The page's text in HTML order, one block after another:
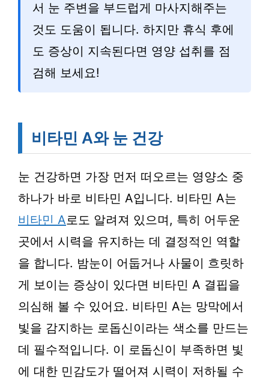
서 눈 주변을 부드럽게 마사지해주는
것도 도움이 됩니다. 하지만 휴식 후에
도 증상이 지속된다면 영양 섭취를 점
검해 보세요!
비타민 A와 눈 건강
눈 건강하면 가장 먼저 떠오르는 영양소 중
하나가 바로 비타민 A입니다. 비타민 A는
비타민 A로도 알려져 있으며, 특히 어두운
곳에서 시력을 유지하는 데 결정적인 역할
을 합니다. 밤눈이 어둡거나 사물이 흐릿하
게 보이는 증상이 있다면 비타민 A 결핍을
의심해 볼 수 있어요. 비타민 A는 망막에서
빛을 감지하는 로돕신이라는 색소를 만드는
데 필수적입니다. 이 로돕신이 부족하면 빛
에 대한 민감도가 떨어져 시력이 저하될 수